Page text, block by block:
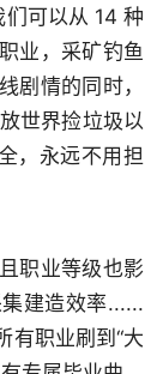
可以从 14 种
业，采矿钓鱼
剧情的同时，
世界捡垃圾以
，永远不用担
职业等级也影
建造效率......
有职业刷到“大